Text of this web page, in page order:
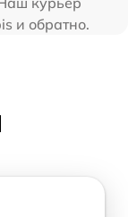
и обратно.